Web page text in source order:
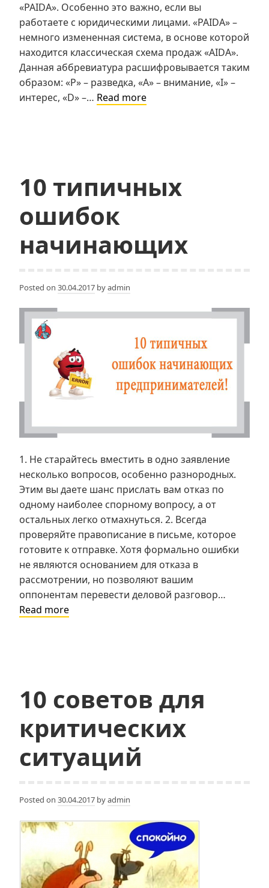
«PAIDA». Особенно это важно, если вы
работаете с юридическими лицами. «PAIDA» –
немного измененная система, в основе которой
находится классическая схема продаж «AIDA».
Данная аббревиатура расшифровывается таким
образом: «P» – разведка, «A» – внимание, «I» –
интерес, «D» –… Read more«PAIDA»
по
10 типичных
ошибок
начинающих
Posted on 30.04.2017 byadmin
1. Не старайтесь вместить в одно заявление
несколько вопросов, особенно разнородных.
Этим вы даете шанс прислать вам отказ по
одному наиболее спорному вопросу, а от
остальных легко отмахнуться. 2. Всегда
проверяйте правописание в письме, которое
готовите к отправке. Хотя формально ошибки
не являются основанием для отказа в
рассмотрении, но позволяют вашим
оппонентам перевести деловой разговор…
Read more10
10 советов для
критических
ситуаций
Posted on 30.04.2017 byadmin